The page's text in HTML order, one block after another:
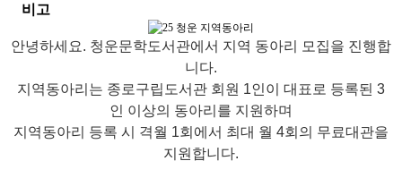
비고
안녕하세요. 청운문학도서관에서 지역 동아리 모집을 진행합
니다.
지역동아리는 종로구립도서관 회원 1인이 대표로 등록된 3
인 이상의 동아리를 지원하며
지역동아리 등록 시 격월 1회에서 최대 월 4회의 무료대관을
지원합니다.